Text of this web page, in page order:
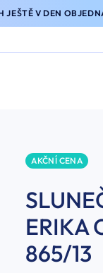
JEŠTĚ V DEN
AKČNÍ CENA
ERIKA
865/13